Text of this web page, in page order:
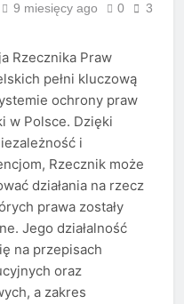
9 miesięcy ago 0
3
Rzecznika Praw
pełni kluczową
ochrony praw
w Polsce. Dzięki
i
Rzecznik może
działania na rzecz
prawa zostały
Jego działalność
na przepisach
oraz
a zakres